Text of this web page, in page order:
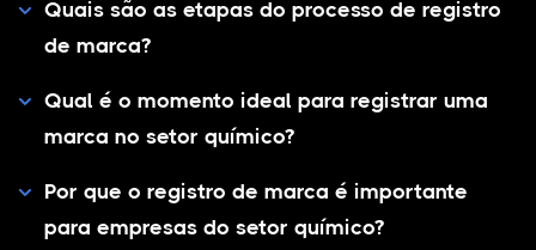
Quais são as etapas do processo de registro
de marca?
Qual é o momento ideal para registrar uma
marca no setor químico?
Por que o registro de marca é importante
para empresas do setor químico?